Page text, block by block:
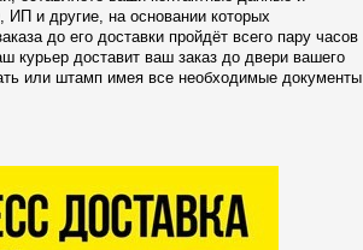
и другие, на основании которых
до его доставки пройдёт всего пару часов
курьер доставит ваш заказ до двери вашего
или штамп имея все необходимые документы